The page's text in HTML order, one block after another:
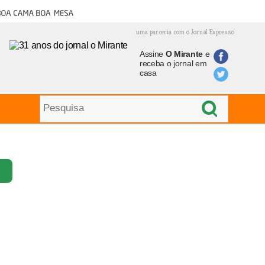
cama boa mesa
uma parceria com o Jornal Expresso
Assine O Mirantee
receba o jornal em
casa